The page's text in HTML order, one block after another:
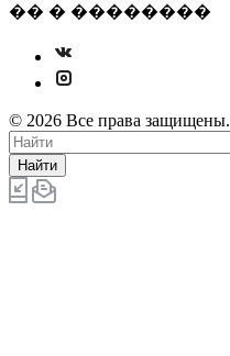
�� � ��������
© 2026 Все права защищены.
Найти